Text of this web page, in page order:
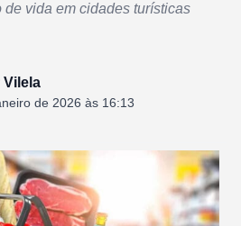
de vida em cidades turísticas
de 2026 às 16:13